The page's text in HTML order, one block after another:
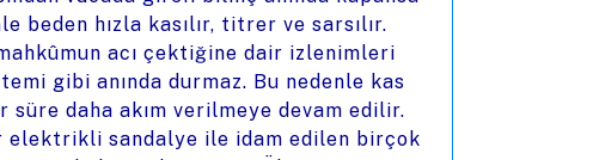
hızla kasılır, titrer ve sarsılır.
acı çektiğine dair izlenimleri
gibi anında durmaz. Bu nedenle kas
daha akım verilmeye devam edilir.
elektrikli sandalye ile idam edilen birçok